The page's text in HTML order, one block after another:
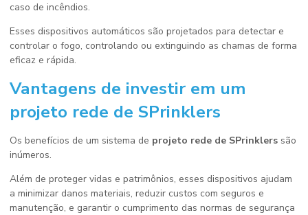
caso de incêndios.
Esses dispositivos automáticos são projetados para detectar e
controlar o fogo, controlando ou extinguindo as chamas de forma
eficaz e rápida.
Vantagens de investir em um
projeto rede de SPrinklers
Os benefícios de um sistema de projeto rede de SPrinklers são
inúmeros.
Além de proteger vidas e patrimônios, esses dispositivos ajudam
a minimizar danos materiais, reduzir custos com seguros e
manutenção, e garantir o cumprimento das normas de segurança